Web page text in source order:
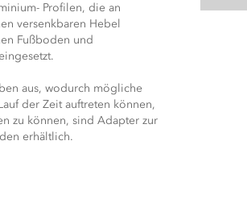
Profilen, die an
versenkbaren Hebel
Fußboden und
aus, wodurch mögliche
der Zeit auftreten können,
zu können, sind Adapter zur
erhältlich.